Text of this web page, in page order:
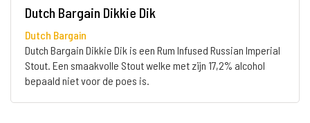
Dutch Bargain Dikkie Dik
Dutch Bargain
Dutch Bargain Dikkie Dik is een Rum Infused Russian Imperial
Stout. Een smaakvolle Stout welke met zijn 17,2% alcohol
bepaald niet voor de poes is.